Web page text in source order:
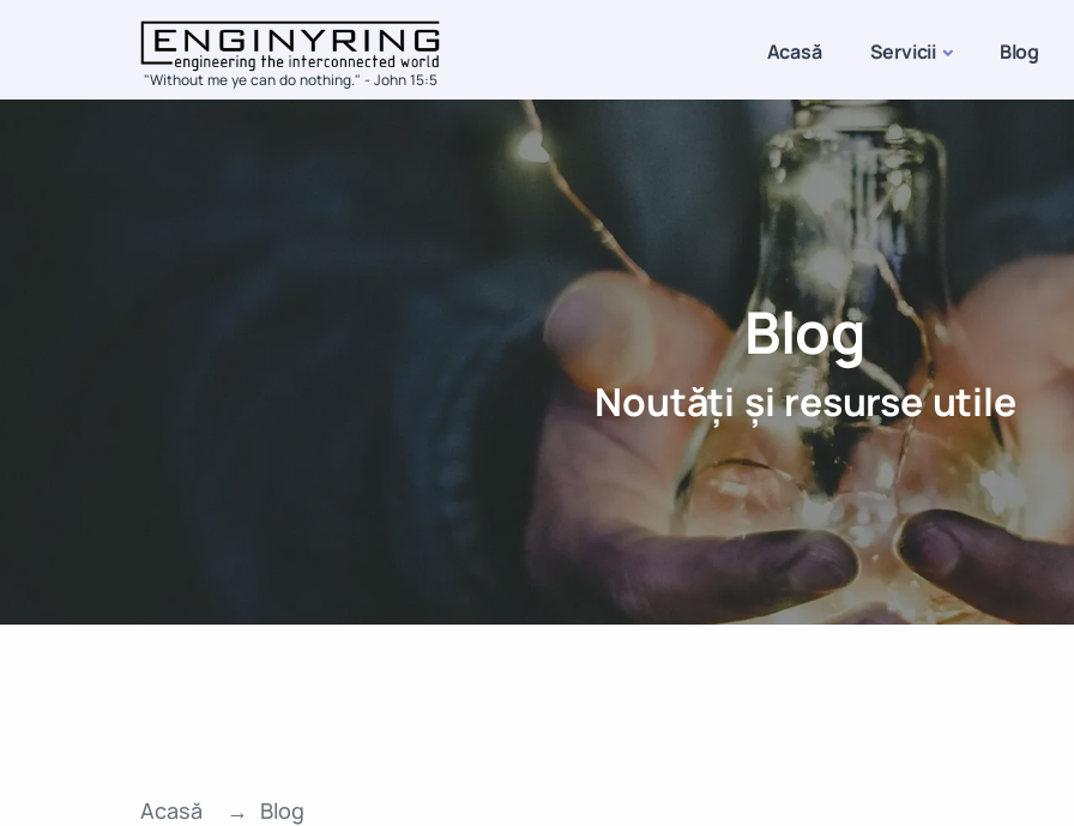
"Without me ye can do nothing." - John 15:5
Acasă Servicii Blog
Blog
Noutăți și resurse utile
Acasă Blog